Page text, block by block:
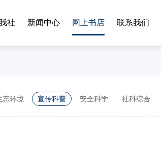
社 新闻中心 网上书店 联系我们
态环境 宣传科普 安全科学 社科综合